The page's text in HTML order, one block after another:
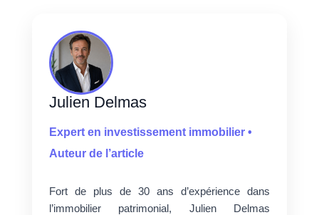
Julien Delmas
Expert en investissement immobilier •
Auteur de l’article
Fort de plus de 30 ans d’expérience dans
l’immobilier patrimonial, Julien Delmas